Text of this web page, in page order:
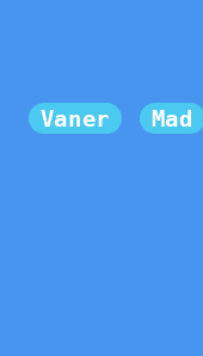
Vaner Mad